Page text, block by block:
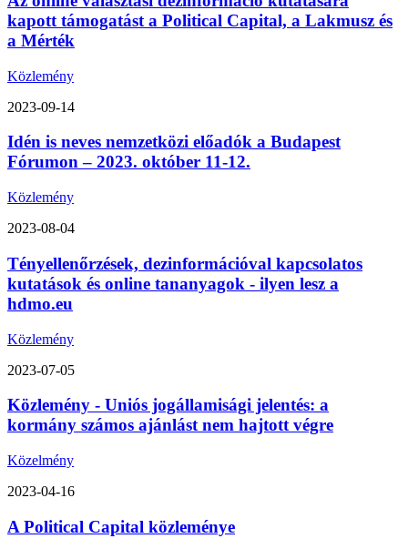
kapott támogatást a Political Capital, a Lakmusz és
a Mérték
Közlemény
2023-09-14
Idén is neves nemzetközi előadók a Budapest
Fórumon – 2023. október 11-12.
Közlemény
2023-08-04
Tényellenőrzések, dezinformációval kapcsolatos
kutatások és online tananyagok - ilyen lesz a
hdmo.eu
Közlemény
2023-07-05
Közlemény - Uniós jogállamisági jelentés: a
kormány számos ajánlást nem hajtott végre
Közelmény
2023-04-16
A Political Capital közleménye